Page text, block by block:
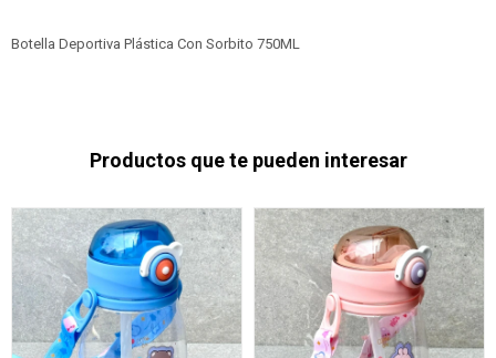
Botella Deportiva Plástica Con Sorbito 750ML
Productos que te pueden interesar